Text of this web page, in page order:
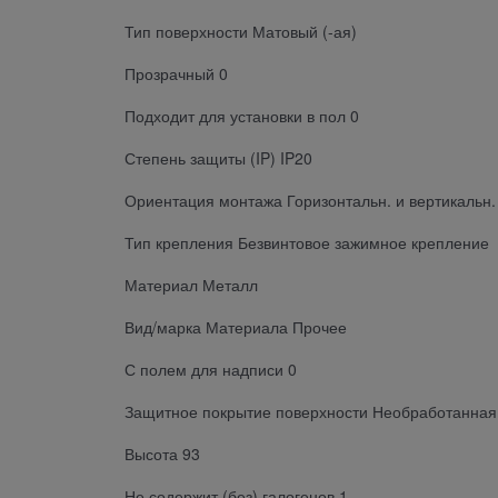
Тип поверхности Матовый (-ая)
Прозрачный 0
Подходит для установки в пол 0
Степень защиты (IP) IP20
Ориентация монтажа Горизонтальн. и вертикальн.
Тип крепления Безвинтовое зажимное крепление
Материал Металл
Вид/марка Материала Прочее
С полем для надписи 0
Защитное покрытие поверхности
Высота 93